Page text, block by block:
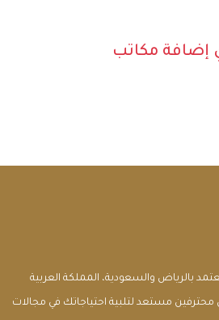
إضافة مكاتب
بالرياض والسعودية، المملكة العربية
مستعد لتلبية احتياجاتك في مجالات